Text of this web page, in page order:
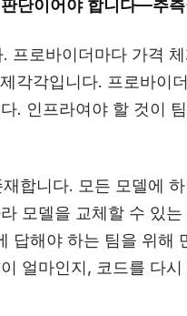
단이어야 합니다—추
프로바이더마다 가격
각각입니다. 프로바이
. 인프라여야 할 것이
합니다. 모든 모델에
모델을 교체할 수 있는
답해야 하는 팀을 위해
얼마인지, 코드를 다